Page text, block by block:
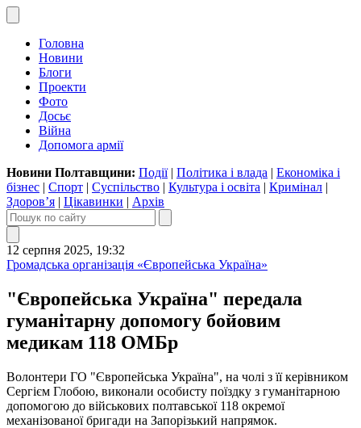
Головна
Новини
Блоги
Проекти
Фото
Досьє
Війна
Допомога армії
Новини Полтавщини: Події| Політика і влада | Економіка і
бізнес | Спорт | Суспільство | Культура і освіта | Кримінал |
Здоров’я | Цікавинки | Архів
12 серпня 2025, 19:32
Громадська організація «Європейська Україна»
"Європейська Україна" передала
гуманітарну допомогу бойовим
медикам 118 ОМБр
Волонтери ГО "Європейська Україна", на чолі з її керівником
Сергієм Глобою, виконали особисту поїздку з гуманітарною
допомогою до військових полтавської 118 окремої
механізованої бригади на Запорізький напрямок.